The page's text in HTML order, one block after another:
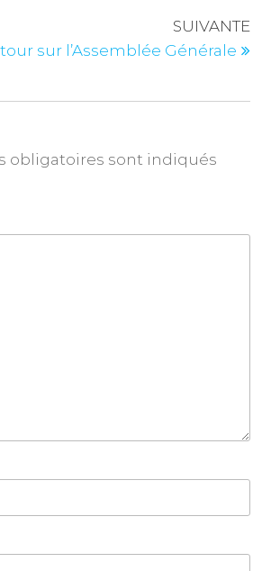
SUIVANTE
sur l’Assemblée Générale
obligatoires sont indiqués